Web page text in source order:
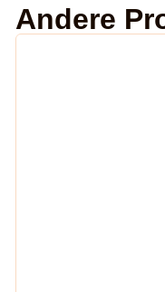
Andere